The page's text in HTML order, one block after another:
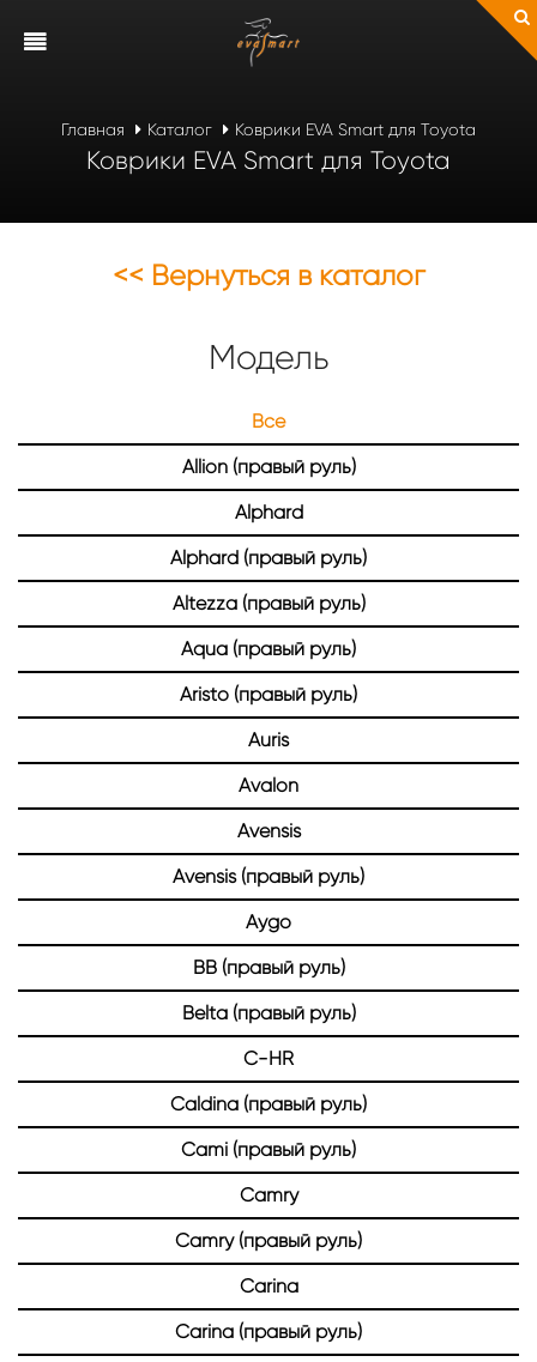
Главная Каталог Коврики EVA Smart для Toyota
Коврики EVA Smart для Toyota
<< Вернуться в каталог
Модель
Все
Allion (правый руль)
Alphard
Alphard (правый руль)
Altezza (правый руль)
Aqua (правый руль)
Aristo (правый руль)
Auris
Avalon
Avensis
Avensis (правый руль)
Aygo
BB (правый руль)
Belta (правый руль)
C-HR
Caldina (правый руль)
Cami (правый руль)
Camry
Camry (правый руль)
Carina
Carina (правый руль)